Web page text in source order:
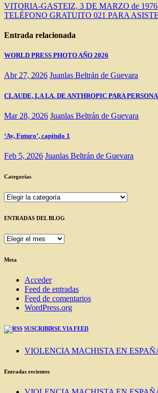
Navegación
de
entradas
VITORIA-GASTEIZ, 3 DE MARZO de 1976
TELÉFONO GRATUITO 021 PARA
Entrada relacionada
WORLD PRESS PHOTO AÑO 2026
Abr 27, 2026 Juanlas Beltrán de Guevara
CLAUDE, LA I.A. DE ANTHROPIC PARA
Mar 28, 2026 Juanlas Beltrán de Guevara
‘Ay, Futuro’, capítulo 1
Feb 5, 2026 Juanlas Beltrán de Guevara
Categorías
Categorías
ENTRADAS DEL BLOG
ENTRADAS
BLOG
Meta
Acceder
Feed de entradas
Feed de comentarios
WordPress.org
SUSCRIBIRSE VIA FEED
VIOLENCIA MACHISTA EN
Entradas recientes